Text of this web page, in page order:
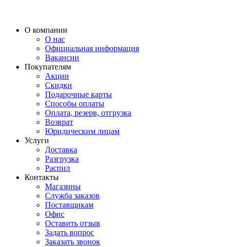
О компании
О нас
Официальная информация
Вакансии
Покупателям
Акции
Скидки
Подарочные карты
Способы оплаты
Оплата, резерв, отгрузка
Возврат
Юридическим лицам
Услуги
Доставка
Разгрузка
Распил
Контакты
Магазины
Служба заказов
Поставщикам
Офис
Оставить отзыв
Задать вопрос
Заказать звонок